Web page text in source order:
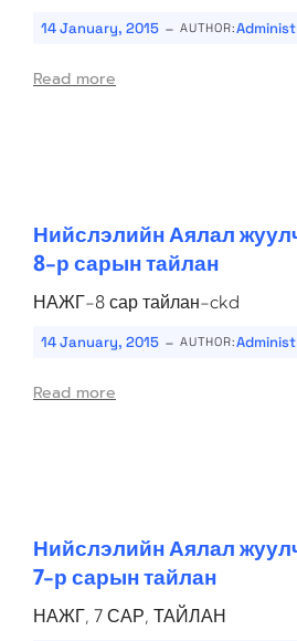
14 January, 2015 - AUTHOR:
Read more
Нийслэлийн Аялал
8-р сарын тайлан
НАЖГ-8 сар тайлан-ckd
14 January, 2015 - AUTHOR:
Read more
Нийслэлийн Аялал
7-р сарын тайлан
НАЖГ, 7 САР, ТАЙЛАН